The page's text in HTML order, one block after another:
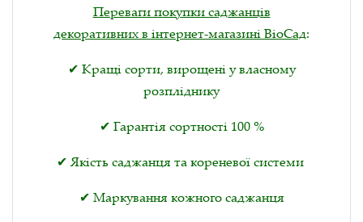
Переваги покупки саджанців
декоративних в інтернет-магазині ВіоСад:
✔ Кращі сорти, вирощені у власному
розпліднику
✔ Гарантія сортності 100 %
✔ Якість саджанця та кореневої системи
✔ Маркування кожного саджанця